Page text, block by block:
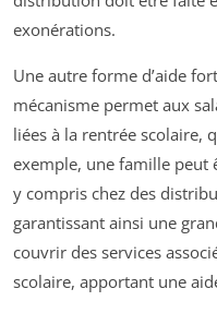
exonérations.
Une autre forme d’aide
mécanisme permet aux
liées à la rentrée scolaire,
exemple, une famille peut
y compris chez des
garantissant ainsi une
couvrir des services
scolaire, apportant une